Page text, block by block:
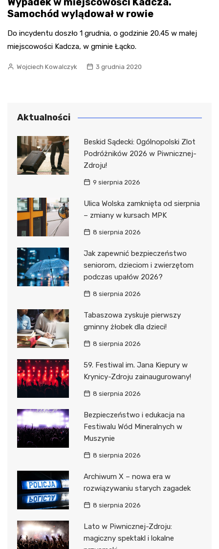
Samochód wylądował w rowie
Do incydentu doszło 1 grudnia, o godzinie 20.45 w małej
miejscowości Kadcza, w gminie Łącko.
Wojciech Kowalczyk 3 grudnia 2020
Aktualności
Beskid Sądecki: Ogólnopolski Zlot
Podróżników 2026 w Piwnicznej-
Zdroju!
9 sierpnia 2026
Ulica Wolska zamknięta od sierpnia
– zmiany w kursach MPK
8 sierpnia 2026
Jak zapewnić bezpieczeństwo
seniorom, dzieciom i zwierzętom
podczas upałów 2026?
8 sierpnia 2026
Tabaszowa zyskuje pierwszy
gminny żłobek dla dzieci!
8 sierpnia 2026
59. Festiwal im. Jana Kiepury w
Krynicy-Zdroju zainaugurowany!
8 sierpnia 2026
Bezpieczeństwo i edukacja na
Festiwalu Wód Mineralnych w
Muszynie
8 sierpnia 2026
Archiwum X – nowa era w
rozwiązywaniu starych zagadek
8 sierpnia 2026
Lato w Piwnicznej-Zdroju:
magiczny spektakl i lokalne